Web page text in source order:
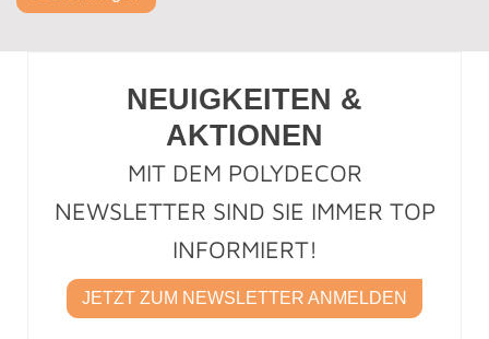
NEUIGKEITEN &
AKTIONEN
MIT DEM POLYDECOR
NEWSLETTER SIND SIE IMMER TOP
INFORMIERT!
JETZT ZUM NEWSLETTER ANMELDEN